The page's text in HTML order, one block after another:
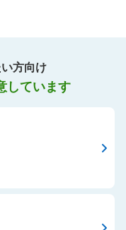
方向け
しています